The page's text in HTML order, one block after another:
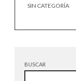
SIN CATEGORÍA
BUSCAR